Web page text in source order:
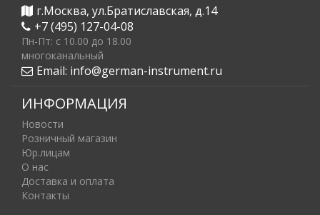
г.Москва, ул.Братиславская, д.14
+7 (495) 127-04-08
Пн-Пт: c 10.00 до 18.00
многоканальный
Email: info@german-instrument.ru
ИНФОРМАЦИЯ
Новости
Розничный магазин
Юр.лицам
О нас
Доставка и оплата
Контакты